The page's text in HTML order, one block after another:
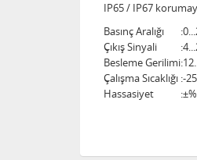
IP65 / IP67
Basınç Aralığı
:
Çıkış Sinyali
:
Besleme Gerilimi:
Çalışma Sıcaklığı :-
Hassasiyet
: